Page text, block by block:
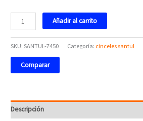
Añadir al carrito
SKU: SANTUL-7450 Categoría: cinceles santul
Comparar
Descripción